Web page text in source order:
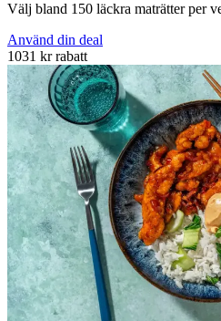
Välj bland 150 läckra maträtter per
Använd din deal
1031 kr rabatt